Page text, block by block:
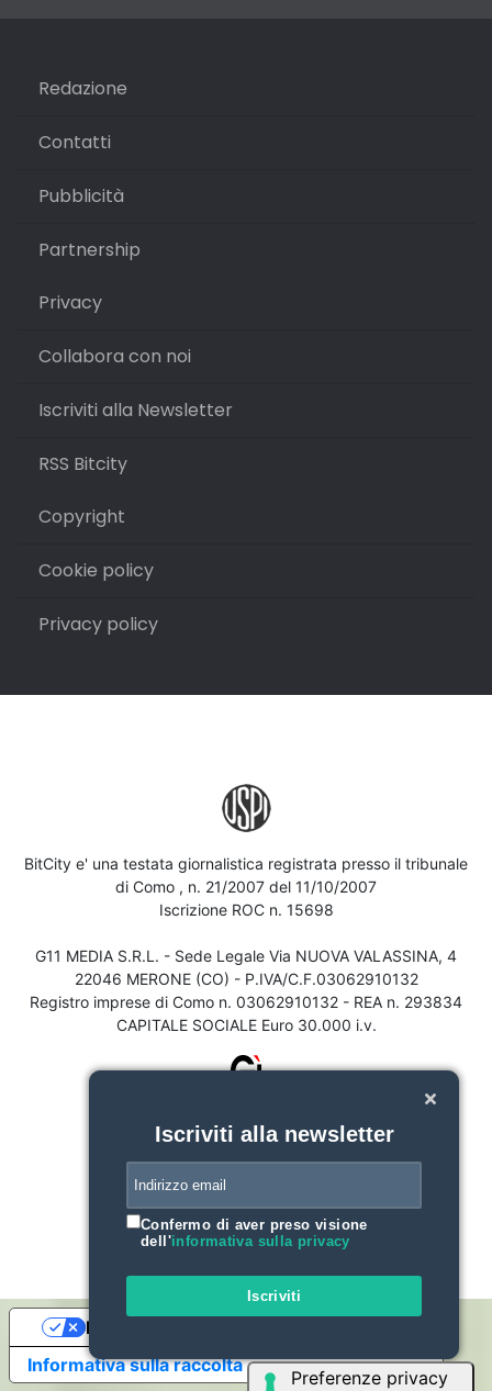
Redazione
Contatti
Pubblicità
Partnership
Privacy
Collabora con noi
Iscriviti alla Newsletter
RSS Bitcity
Copyright
Cookie policy
Privacy policy
BitCity e' una testata giornalistica registrata presso il tribunale
di Como , n. 21/2007 del 11/10/2007
Iscrizione ROC n. 15698
G11 MEDIA S.R.L. - Sede Legale Via NUOVA VALASSINA, 4
22046 MERONE (CO) - P.IVA/C.F.03062910132
Registro imprese di Como n. 03062910132 - REA n. 293834
CAPITALE SOCIALE Euro 30.000 i.v.
Iscriviti alla newsletter
Confermo di aver preso visione
dell'informativa sulla privacy
Iscriviti
Informativa sulla raccolta
Le tue preferenze relative alla privacy